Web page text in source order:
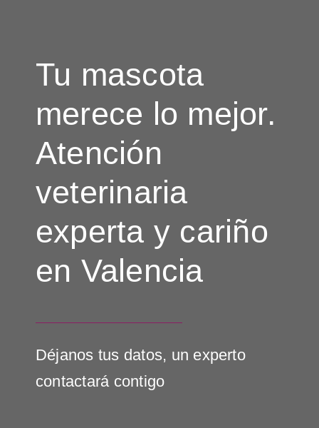
Tu mascota
merece lo mejor.
Atención
veterinaria
experta y cariño
en Valencia
Déjanos tus datos, un experto
contactará contigo